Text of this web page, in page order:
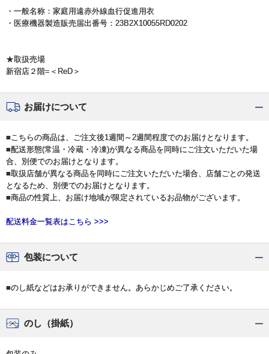
・一般名称：家庭用遠赤外線血行促進用衣
・医療機器製造販売届出番号：23B2X10055RD0202
★取扱売場
新宿店２階=＜ReD＞
お届けについて
■こちらの商品は、ご注文後1週間～2週間程度でのお届けとなります。
■配送形態(常温・冷蔵・冷凍)が異なる商品を同時にご注文いただいた場
合、別便でのお届けとなります。
■取扱店舗が異なる商品を同時にご注文いただいた場合、店舗ごとの発送
となるため、別便でのお届けとなります。
■商品の性質上、お届け地域が限定されているお品物がございます。
配送料金一覧表はこちら >>>
包装について
■のし紙などはお承りができません。あらかじめご了承ください。
のし（掛紙）